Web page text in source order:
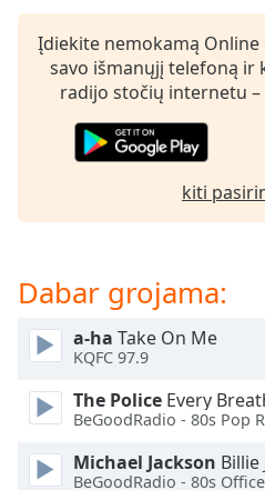
Subtitles
subtitles
settings,
opens
subtitles
settings
off,
Audio
Track
Picture-
Fullscreen
Įdiekite nemokamą
savo išmanųjį telefoną ir
radijo stočių internetu
kiti
Dabar grojama:
a-ha Take On Me
KQFC 97.9
The Police Every
BeGoodRadio - 80s Pop
Michael Jackson Billie
BeGoodRadio - 80s Office